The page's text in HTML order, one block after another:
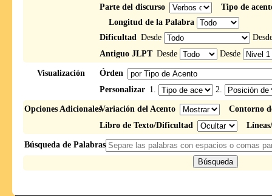
Parte del discurso
Tipo de
Longitud de la Palabra
Dificultad Desde
Antiguo JLPT Desde Desde
Visualización
Órden
Personalizar 1. 2.
Opciones AdicionalesVariación del Acento
Contorno
Libro de Texto/Dificultad
Búsqueda de Palabras